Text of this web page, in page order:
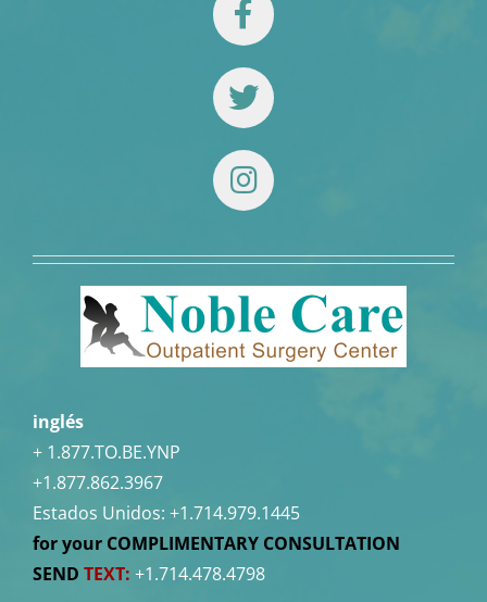
inglés
+ 1.877.TO.BE.YNP
+1.877.862.3967
Estados Unidos: +1.714.979.1445
for your COMPLIMENTARY CONSULTATION
SEND TEXT: +1.714.478.4798